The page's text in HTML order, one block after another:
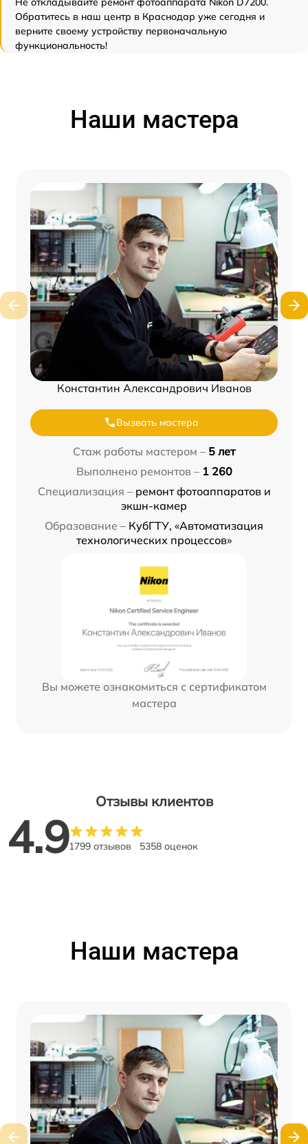
Обратитесь в наш центр в Краснодар уже сегодня и
верните своему устройству первоначальную
функциональность!
Наши мастера
Константин Александрович Иванов
Вызвать мастера
Стаж работы мастером – 5 лет
Выполнено ремонтов – 1 260
Специализация – ремонт фотоаппаратов и
экшн-камер
Образование – КубГТУ, «Автоматизация
технологических процессов»
Вы можете ознакомиться с сертификатом
мастера
Отзывы клиентов
4.91799 отзывов 5358 оценок
Наши мастера